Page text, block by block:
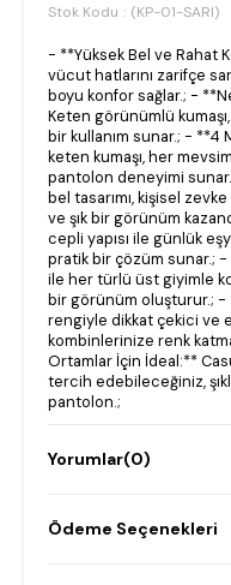
Stok Kodu (KP-01-SARI)
- **Yüksek Bel ve Rahat
vücut hatlarını zarifçe
boyu konfor sağlar.; -
Keten görünümlü
bir kullanım sunar.; - **4
keten kumaşı, her
pantolon deneyimi sunar.;
bel tasarımı, kişisel
ve şık bir görünüm
cepli yapısı ile günlük
pratik bir çözüm sunar.; -
ile her türlü üst giyimle
bir görünüm oluşturur.; -
rengiyle dikkat çekici ve
kombinlerinize renk
Ortamlar İçin İdeal:**
tercih edebileceğiniz,
pantolon.;
Yorumlar(0)
Ödeme Seçenekleri